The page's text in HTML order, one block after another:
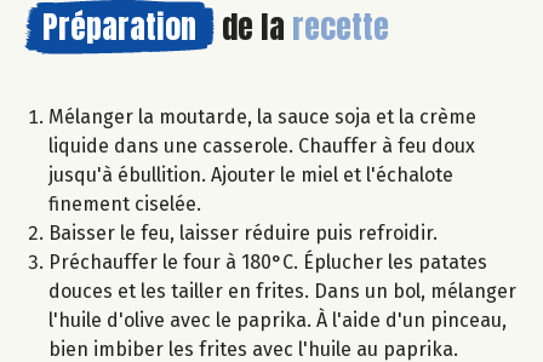
Préparation de la recette
Mélanger la moutarde, la sauce soja et la crème
liquide dans une casserole. Chauffer à feu doux
jusqu'à ébullition. Ajouter le miel et l'échalote
finement ciselée.
Baisser le feu, laisser réduire puis refroidir.
Préchauffer le four à 180°C. Éplucher les patates
douces et les tailler en frites. Dans un bol, mélanger
l'huile d'olive avec le paprika. À l'aide d'un pinceau,
bien imbiber les frites avec l'huile au paprika.